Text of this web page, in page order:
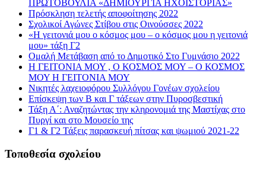
ΠΡΩΤΟΒΟΥΛΙΑ «ΔΗΜΙΟΥΡΓΙΑ ΗΧΟΪΣΤΟΡΙΑΣ»
Πρόσκληση τελετής αποφοίτησης 2022
Σχολικοί Αγώνες Στίβου στις Οινούσσες 2022
«Η γειτονιά μου ο κόσμος μου – ο κόσμος μου η γειτονιά
μου» τάξη Γ2
Ομαλή Μετάβαση από το Δημοτικό Στο Γυμνάσιο 2022
Η ΓΕΙΤΟΝΙΑ ΜΟΥ , Ο ΚΟΣΜΟΣ ΜΟΥ – Ο ΚΟΣΜΟΣ
ΜΟΥ Η ΓΕΙΤΟΝΙΑ ΜΟΥ
Νικητές λαχειοφόρου Συλλόγου Γονέων σχολείου
Επίσκεψη των Β και Γ τάξεων στην Πυροσβεστική
Τάξη Α΄: Αναζητώντας την κληρονομιά της Μαστίχας στο
Πυργί και στο Μουσείο της
Γ1 & Γ2 Τάξεις παρασκευή πίτσας και ψωμιού 2021-22
Τοποθεσία σχολείου